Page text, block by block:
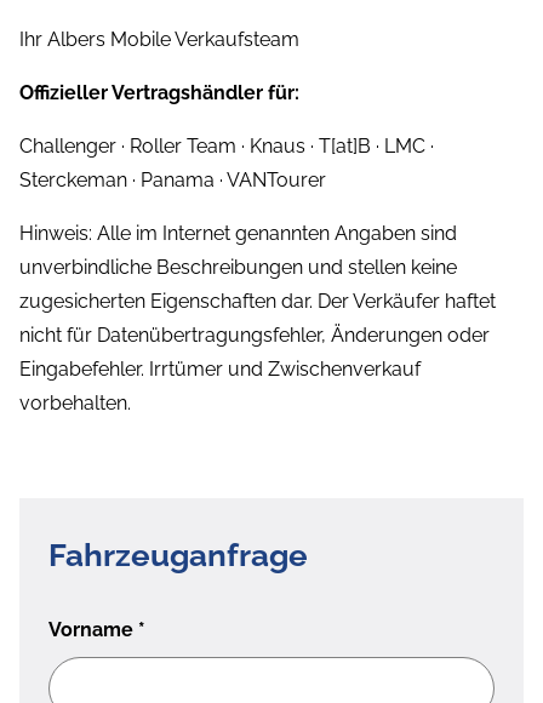
Ihr Albers Mobile Verkaufsteam
Offizieller Vertragshändler für:
Challenger · Roller Team · Knaus · T[at]B · LMC ·
Sterckeman · Panama · VANTourer
Hinweis: Alle im Internet genannten Angaben sind
unverbindliche Beschreibungen und stellen keine
zugesicherten Eigenschaften dar. Der Verkäufer haftet
nicht für Datenübertragungsfehler, Änderungen oder
Eingabefehler. Irrtümer und Zwischenverkauf
vorbehalten.
Fahrzeuganfrage
Vorname *